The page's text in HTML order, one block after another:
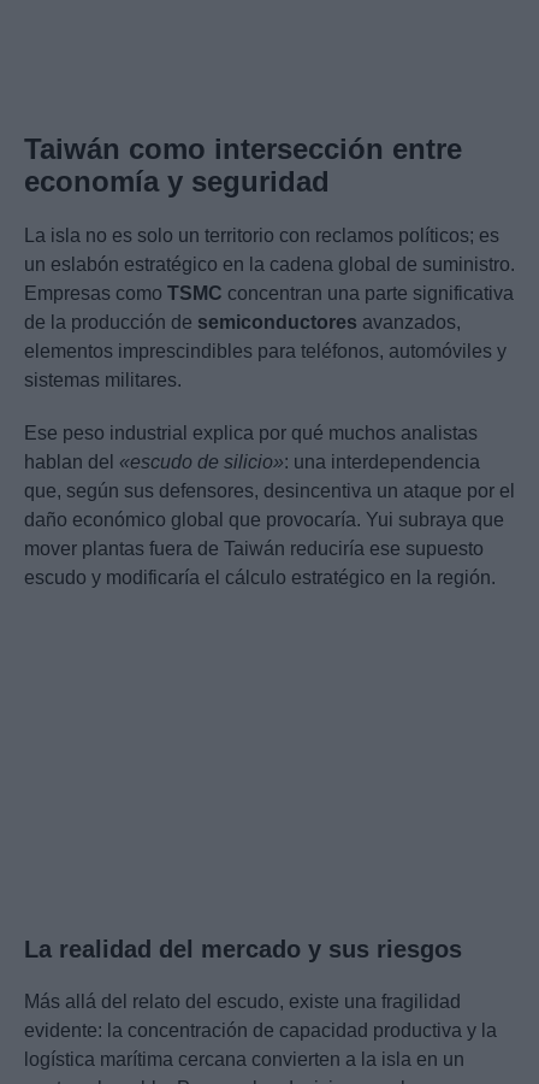
Taiwán como intersección entre
economía y seguridad
La isla no es solo un territorio con reclamos políticos; es
un eslabón estratégico en la cadena global de suministro.
Empresas como TSMC concentran una parte significativa
de la producción de semiconductores avanzados,
elementos imprescindibles para teléfonos, automóviles y
sistemas militares.
Ese peso industrial explica por qué muchos analistas
hablan del «escudo de silicio»: una interdependencia
que, según sus defensores, desincentiva un ataque por el
daño económico global que provocaría. Yui subraya que
mover plantas fuera de Taiwán reduciría ese supuesto
escudo y modificaría el cálculo estratégico en la región.
La realidad del mercado y sus riesgos
Más allá del relato del escudo, existe una fragilidad
evidente: la concentración de capacidad productiva y la
logística marítima cercana convierten a la isla en un